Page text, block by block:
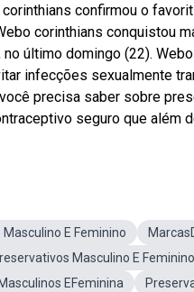
confirmou o
corinthians conquistou
no último domingo (22).
infecções sexualmente
precisa saber sobre
seguro que além
E Feminino
Masculino E Feminino
EFeminina